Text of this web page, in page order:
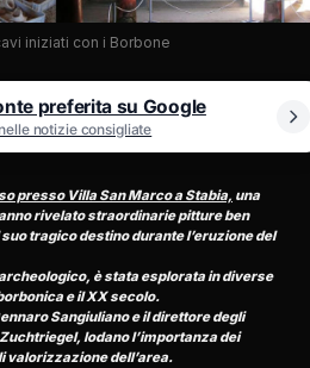
iniziati con i Borbone
preferita su Google
notizie consigliate
presso Villa San Marco a Stabia, una
rivelato straordinarie pitture ben
tragico destino durante l’eruzione del
è stata esplorata in diverse
e il XX secolo.
Sangiuliano e il direttore degli
lodano l’importanza dei
valorizzazione dell’area.